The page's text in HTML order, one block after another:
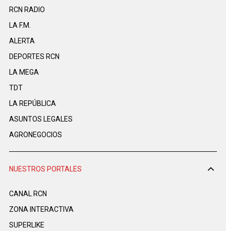
RCN RADIO
LA F.M.
ALERTA
DEPORTES RCN
LA MEGA
TDT
LA REPÚBLICA
ASUNTOS LEGALES
AGRONEGOCIOS
NUESTROS PORTALES
CANAL RCN
ZONA INTERACTIVA
SUPERLIKE